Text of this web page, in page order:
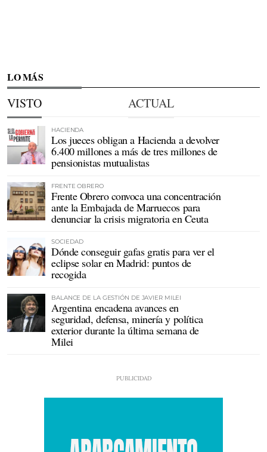
LO MÁS
VISTO ACTUAL
HACIENDA
Los jueces obligan a Hacienda a devolver
6.400 millones a más de tres millones de
pensionistas mutualistas
FRENTE OBRERO
Frente Obrero convoca una concentración
ante la Embajada de Marruecos para
denunciar la crisis migratoria en Ceuta
SOCIEDAD
Dónde conseguir gafas gratis para ver el
eclipse solar en Madrid: puntos de
recogida
BALANCE DE LA GESTIÓN DE JAVIER MILEI
Argentina encadena avances en
seguridad, defensa, minería y política
exterior durante la última semana de
Milei